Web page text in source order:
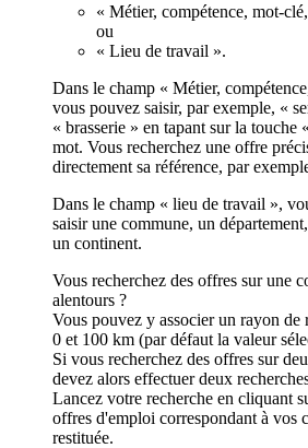
« Métier, compétence, mot-
ou
« Lieu de travail ».
Dans le champ « Métier,
vous pouvez saisir, par exemple, «
« brasserie » en tapant sur la touche
mot. Vous recherchez une offre
directement sa référence, par
Dans le champ « lieu de travail »,
saisir une commune, un
un continent.
Vous recherchez des offres sur une
alentours ?
Vous pouvez y associer un rayon de
0 et 100 km (par défaut la valeur
Si vous recherchez des offres sur
devez alors effectuer deux
Lancez votre recherche en cliquant
offres d'emploi correspondant à vos
restituée.